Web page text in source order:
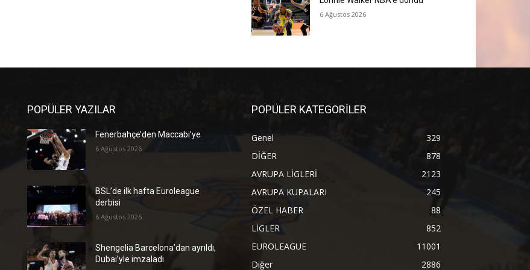
6 Ağustos 2026
POPÜLER YAZILAR
Fenerbahçe’den Maccabi’ye
6 Ağustos 2026
BSL’de ilk hafta Euroleague
derbisi
6 Ağustos 2026
Shengelia Barcelona’dan ayrıldı,
Dubai’yle imzaladı
POPÜLER KATEGORİLER
Genel
329
DİĞER
878
AVRUPA LİGLERİ
2123
AVRUPA KUPALARI
245
ÖZEL HABER
88
LİGLER
852
EUROLEAGUE
11001
Diğer
2886